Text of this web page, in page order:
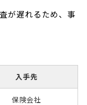
が遅れるため、事
入手先
保険会社